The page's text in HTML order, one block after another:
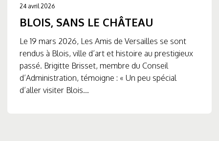
24 avril 2026
BLOIS, SANS LE CHÂTEAU
Le 19 mars 2026, Les Amis de Versailles se sont
rendus à Blois, ville d’art et histoire au prestigieux
passé. Brigitte Brisset, membre du Conseil
d’Administration, témoigne : « Un peu spécial
d’aller visiter Blois...